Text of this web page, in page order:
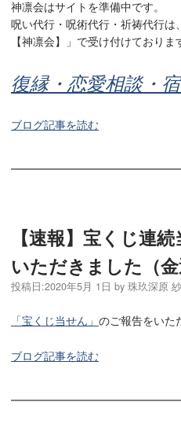
神凛会はサイトを準備中です。
呪い代行・呪術代行・祈祷代行
【神凛会】」で受け付けておりま
復縁・恋愛相談・
ブログ記事を読む
【速報】宝くじ連
いただきました（金
投稿日:2020年5月 1日 by 珠玖深原
「宝くじ当せん」 のご報告をいた
ブログ記事を読む